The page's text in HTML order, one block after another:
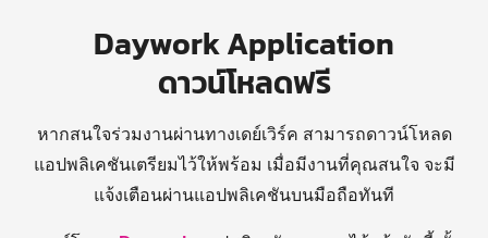
Daywork Application
ดาวน์โหลดฟรี
หากสนใจร่วมงานผ่านทางเดย์เวิร์ค สามารถดาวน์โหลด
แอปพลิเคชันเตรียมไว้ให้พร้อม เมื่อมีงานที่คุณสนใจ จะมี
แจ้งเตือนผ่านแอปพลิเคชันบนมือถือทันที